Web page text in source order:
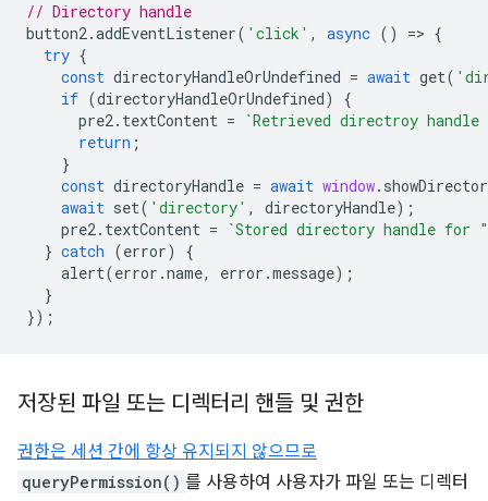
// Directory handle
button2.addEventListener( 'click' , async () => {
try {
const directoryHandleOrUndefined = await get(
if (directoryHandleOrUndefined)
{
pre2. textContent =
`Retrieved directroy
return ;
}
const directoryHandle = await window.
await set( 'directory' , directoryHandle);
pre2. textContent =
`Stored directory handle for "
} catch (error)
{
alert(error .name, error .message);
}
});
저장된 파일 또는 디렉터리 핸들 및 권한
권한은 세션 간에 항상 유지되지 않으므로
queryPermission() 를 사용하여 사용자가 파일 또는 디렉터